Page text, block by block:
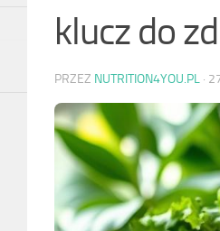
klucz do
PRZEZ NUTRITION4YOU.PL ·